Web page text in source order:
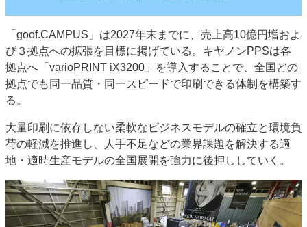
「goof.CAMPUS」は2027年末までに、売上高10億円増およ
び３拠点への拡張を目標に掲げている。キヤノンPPSは各
拠点へ「varioPRINT iX3200」を導入することで、全国どの
拠点でも同一品質・同一スピードで印刷できる体制を構築す
る。
大量印刷に依存しない柔軟なビジネスモデルの確立と環境負
荷の軽減を推進し、人手不足などの業界課題を解決する適
地・適時生産モデルの全国展開を強力に後押ししていく。